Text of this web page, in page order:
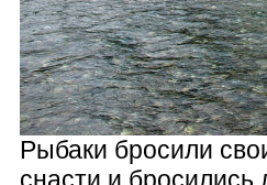
Рыбаки бросили
снасти и